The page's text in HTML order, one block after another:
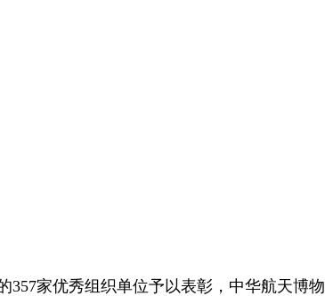
家优秀组织单位予以表彰，中华航天博物